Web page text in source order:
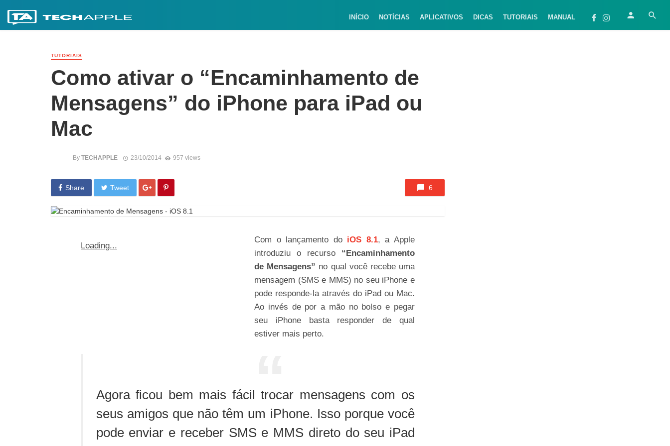
INÍCIO NOTÍCIAS APLICATIVOS DICAS TUTORIAIS MANUAL
TUTORIAIS
Como ativar o “Encaminhamento de
Mensagens” do iPhone para iPad ou
Mac
By TECHAPPLE 23/10/2014 957 views
Share Tweet 6
Loading...
Com o lançamento do iOS 8.1, a Apple
introduziu o recurso “Encaminhamento
de Mensagens” no qual você recebe uma
mensagem (SMS e MMS) no seu iPhone e
pode responde-la através do iPad ou Mac.
Ao invés de por a mão no bolso e pegar
seu iPhone basta responder de qual
estiver mais perto.
Agora ficou bem mais fácil trocar mensagens com os
seus amigos que não têm um iPhone. Isso porque você
pode enviar e receber SMS e MMS direto do seu iPad